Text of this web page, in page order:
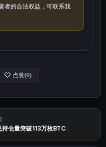
者的合法权益，可联系我
点赞(0)
仓量突破113万枚BTC